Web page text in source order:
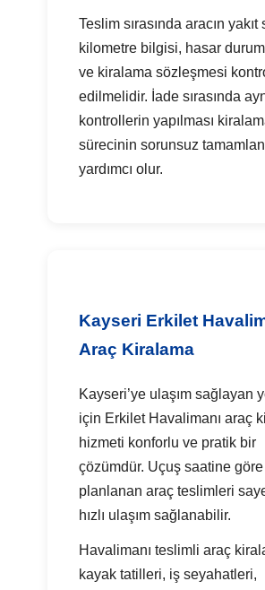
Teslim sırasında aracın
kilometre bilgisi, hasar
ve kiralama sözleşmesi
edilmelidir. İade sırasında
kontrollerin yapılması
sürecinin sorunsuz
yardımcı olur.
Kayseri Erkilet
Araç Kiralama
Kayseri’ye ulaşım sağlayan
için Erkilet Havalimanı araç
hizmeti konforlu ve pratik bir
çözümdür. Uçuş saatine göre
planlanan araç teslimleri
hızlı ulaşım sağlanabilir.
Havalimanı teslimli araç
kayak tatilleri, iş seyahatleri,